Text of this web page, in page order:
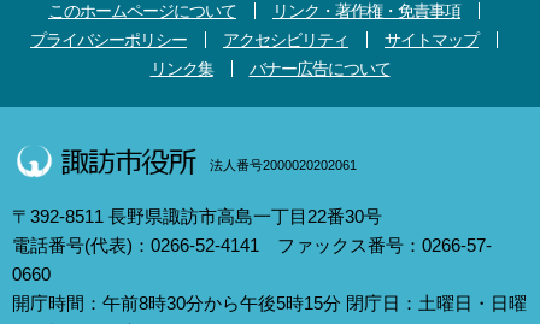
このホームページについて
リンク・著作権・免責事項
プライバシーポリシー
アクセシビリティ
サイトマップ
リンク集
バナー広告について
法人番号2000020202061
〒392-8511 長野県諏訪市高島一丁目22番30号
電話番号(代表)：0266-52-4141 ファックス番号：0266-57-
0660
開庁時間：午前8時30分から午後5時15分 閉庁日：土曜日・日曜